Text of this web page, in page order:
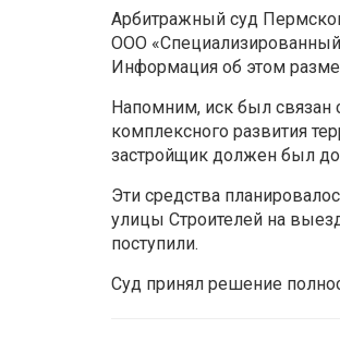
Арбитражный суд
ООО «Специализированный
Информация об этом
Напомним, иск был связан
комплексного развития
застройщик должен был
Эти средства
улицы Строителей на
поступили.
Суд принял решение